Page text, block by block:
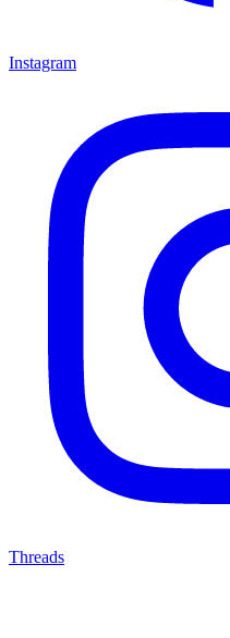
Instagram
Threads